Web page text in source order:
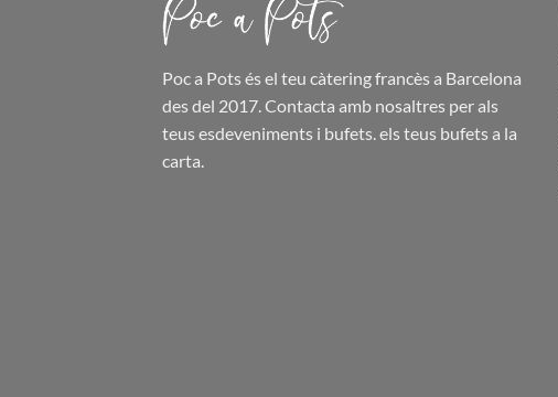
Poc a Potsés el teu càtering francès a Barcelona
des del 2017. Contacta amb nosaltres per als
teus esdeveniments i bufets.els teus bufetsa la
carta.